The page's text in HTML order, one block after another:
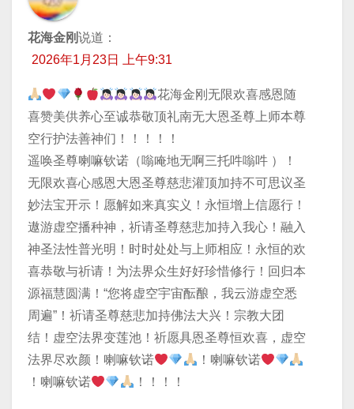
花海金刚说道：
2026年1月23日 上午9:31
花海金刚无限欢喜感恩随
喜赞美供养心至诚恭敬顶礼南无大恩圣尊上师本尊
空行护法善神们！！！！！
遥唤圣尊喇嘛钦诺（嗡唵地无啊三托吽嗡吽 ）！
无限欢喜心感恩大恩圣尊慈悲灌顶加持不可思议圣
妙法宝开示！愿解如来真实义！永恒增上信愿行！
遨游虚空播种神，祈请圣尊慈悲加持入我心！融入
神圣法性普光明！时时处处与上师相应！永恒的欢
喜恭敬与祈请！为法界众生好好珍惜修行！回归本
源福慧圆满！“您将虚空宇宙酝酿，我云游虚空悉
周遍”！祈请圣尊慈悲加持佛法大兴！宗教大团
结！虚空法界变莲池！祈愿具恩圣尊恒欢喜，虚空
法界尽欢颜！喇嘛钦诺
！喇嘛钦诺
！喇嘛钦诺
！！！！